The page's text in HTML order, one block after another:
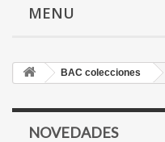
MENU
BAC colecciones
NOVEDADES